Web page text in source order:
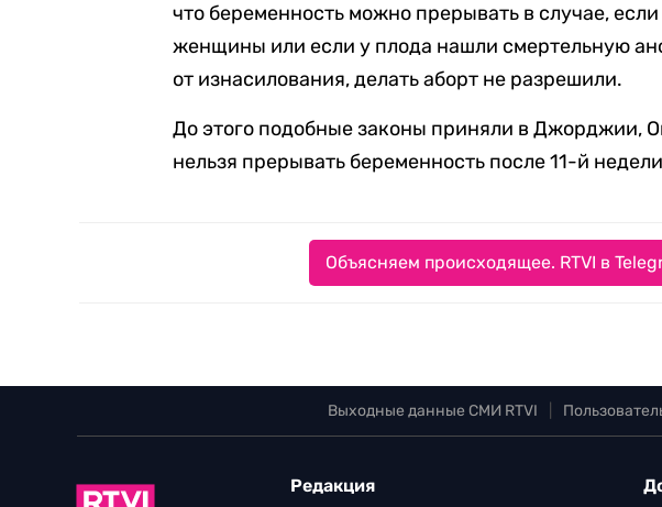
что беременность можно прерывать в случае,
женщины или если у плода нашли смертельную
от изнасилования, делать аборт не разрешили.
До этого подобные законы приняли в Джорджии,
нельзя прерывать беременность после 11-й
Объясняем происходящее. RTVI в
Выходные данные СМИ RTVI
Редакция